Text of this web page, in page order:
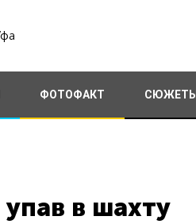
ФОТОФАКТ СЮЖЕТЫ
в шахту